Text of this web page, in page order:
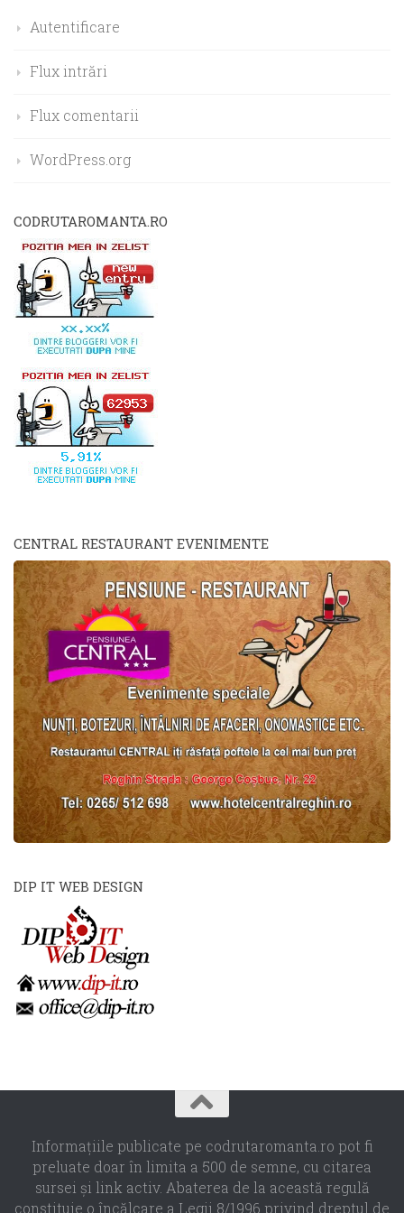
Autentificare
Flux intrări
Flux comentarii
WordPress.org
CODRUTAROMANTA.RO
CENTRAL RESTAURANT EVENIMENTE
DIP IT WEB DESIGN
Informaţiile publicate pe codrutaromanta.ro pot fi
preluate doar în limita a 500 de semne, cu citarea
sursei şi link activ. Abaterea de la această regulă
constituie o încălcare a Legii 8/1996 privind dreptul de